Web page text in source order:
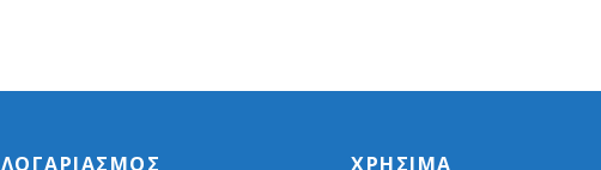
ΛΟΓΑΡΙΑΣΜΌΣ ΧΡΉΣΙΜΑ